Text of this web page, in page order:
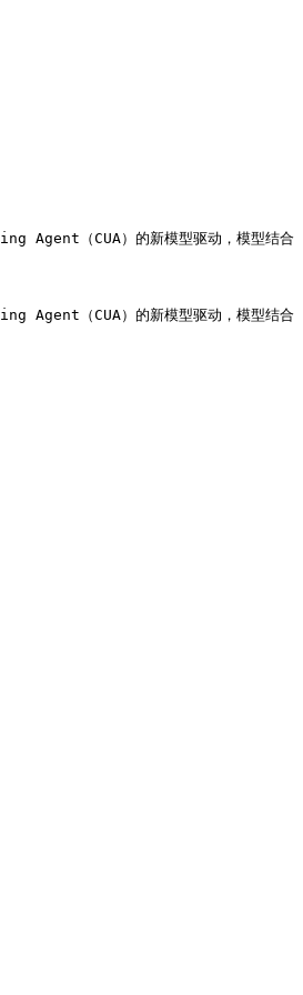
Agent（CUA）的新模型驱动，模型结合
Agent（CUA）的新模型驱动，模型结合